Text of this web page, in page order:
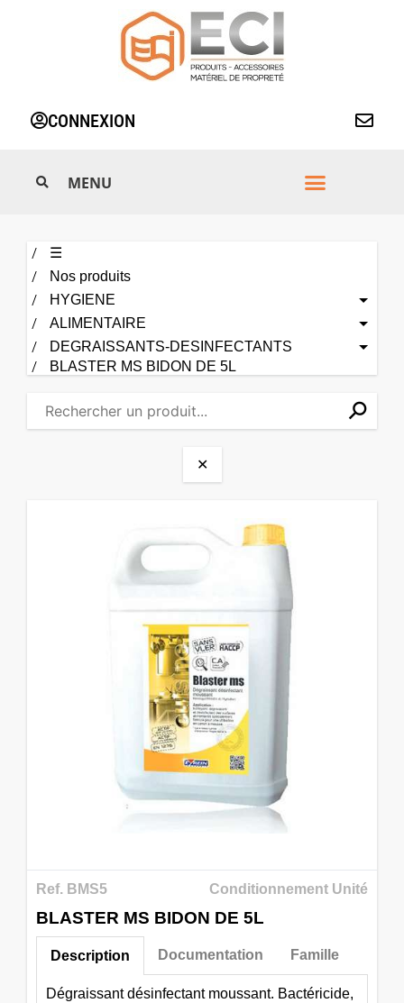
CONNEXION
☰
Nos produits
HYGIENE
ALIMENTAIRE
DEGRAISSANTS-DESINFECTANTS
BLASTER MS BIDON DE 5L
✕⚲
✕
Ref. BMS5 Conditionnement Unité
BLASTER MS BIDON DE 5L
Description
Dégraissant désinfectant moussant. Bactéricide,
Documentation Famille